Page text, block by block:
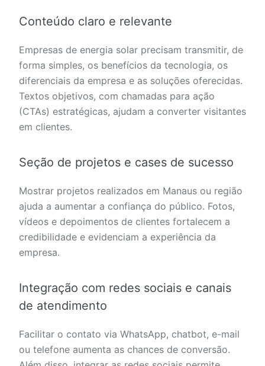
Conteúdo claro e relevante
Empresas de energia solar precisam transmitir, de
forma simples, os benefícios da tecnologia, os
diferenciais da empresa e as soluções oferecidas.
Textos objetivos, com chamadas para ação
(CTAs) estratégicas, ajudam a converter visitantes
em clientes.
Seção de projetos e cases de sucesso
Mostrar projetos realizados em Manaus ou região
ajuda a aumentar a confiança do público. Fotos,
vídeos e depoimentos de clientes fortalecem a
credibilidade e evidenciam a experiência da
empresa.
Integração com redes sociais e canais
de atendimento
Facilitar o contato via WhatsApp, chatbot, e-mail
ou telefone aumenta as chances de conversão.